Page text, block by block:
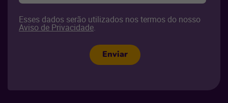
Esses dados serão utilizados nos termos do nosso
Aviso de Privacidade.
Enviar